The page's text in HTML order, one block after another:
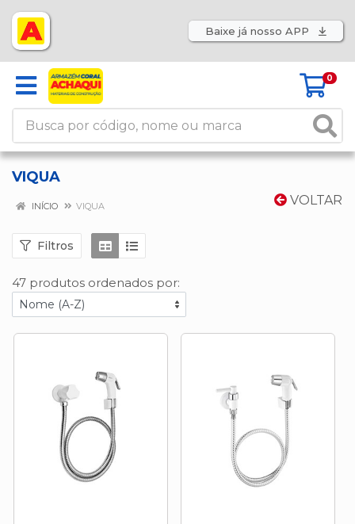
Baixe já nosso APP
0
VIQUA
VOLTAR
INÍCIO VIQUA
Filtros
47 produtos ordenados por: